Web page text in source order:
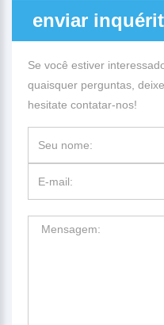
enviar
Se você estiver
quaisquer perguntas,
hesitate contatar-nos!